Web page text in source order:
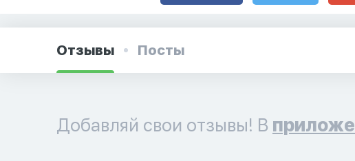
Отзывы Посты
Добавляй свои отзывы! В